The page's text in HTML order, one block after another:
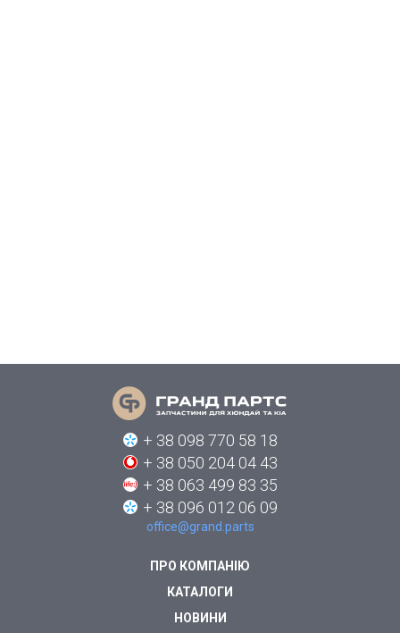
ПРО КОМПАНІЮ
КАТАЛОГИ
НОВИНИ
+ 38 098 770 58 18
+ 38 050 204 04 43
+ 38 063 499 83 35
+ 38 096 012 06 09
office@grand.parts